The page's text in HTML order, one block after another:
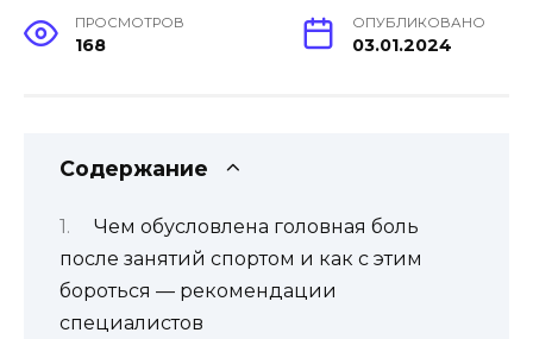
ПРОСМОТРОВ
168
ОПУБЛИКОВАНО
03.01.2024
Содержание
Чем обусловлена головная боль
после занятий спортом и как с этим
бороться — рекомендации
специалистов